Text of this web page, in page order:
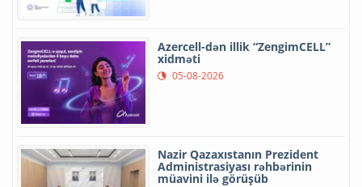
Azercell-dən illik “ZengimCELL”
xidməti
05-08-2026
Nazir Qazaxıstanın Prezident
Administrasiyası rəhbərinin
müavini ilə görüşüb